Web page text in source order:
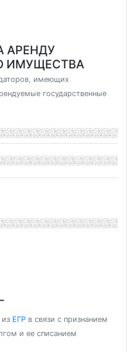
АРЕНДУ
ИМУЩЕСТВА
имеющих
государственные
ЕГР в связи с признанием
и ее списанием